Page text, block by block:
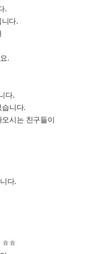
.
다.
.
다.
니다.
시는 친구들이
다.
ㅎ